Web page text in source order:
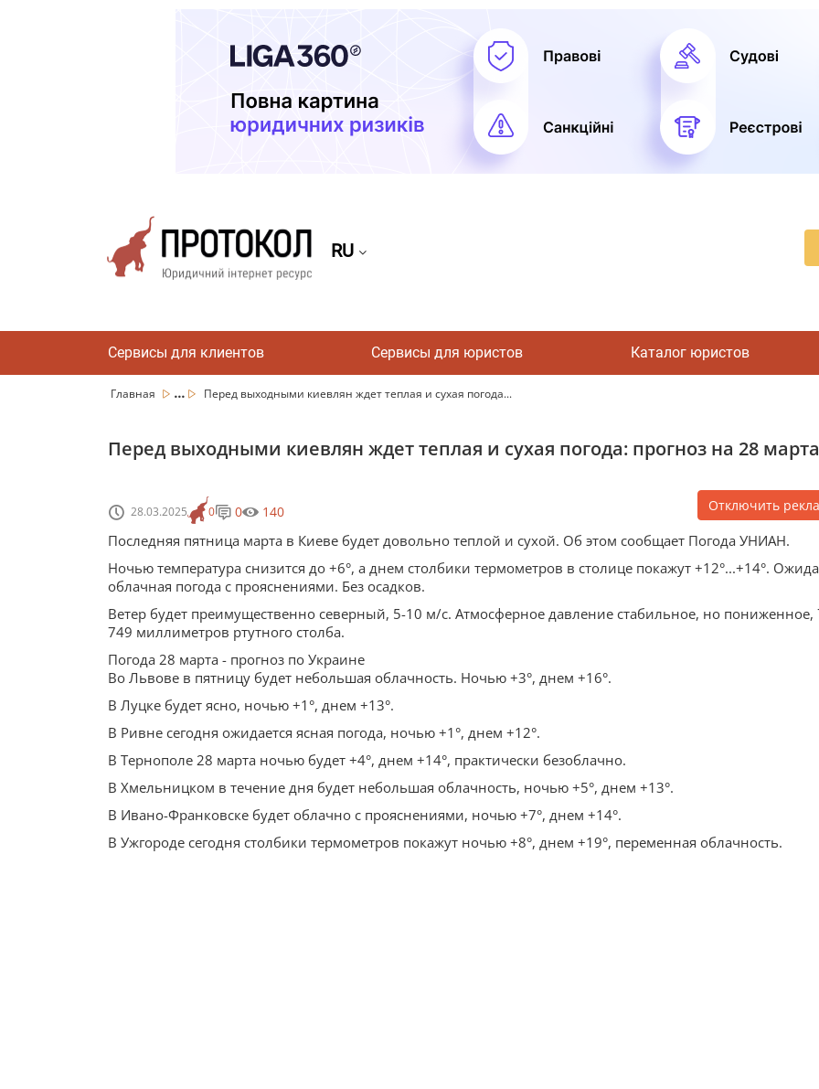
RU
Сервисы для клиентов Сервисы для юристов Каталог юристов
Главная ... Перед выходными киевлян ждет теплая и сухая погода...
Перед выходными киевлян ждет теплая и сухая погода: прогноз на 28 марта
28.03.2025 0 0 140 Отключить
Последняя пятница марта в Киеве будет довольно теплой и сухой. Об этом сообщает Погода УНИАН.
Ночью температура снизится до +6°, а днем столбики термометров в столице покажут +12°...+14°.
облачная погода с прояснениями. Без осадков.
Ветер будет преимущественно северный, 5-10 м/с. Атмосферное давление стабильное, но пониженное,
749 миллиметров ртутного столба.
Погода 28 марта - прогноз по Украине
Во Львове в пятницу будет небольшая облачность. Ночью +3°, днем +16°.
В Луцке будет ясно, ночью +1°, днем +13°.
В Ривне сегодня ожидается ясная погода, ночью +1°, днем +12°.
В Тернополе 28 марта ночью будет +4°, днем +14°, практически безоблачно.
В Хмельницком в течение дня будет небольшая облачность, ночью +5°, днем +13°.
В Ивано-Франковске будет облачно с прояснениями, ночью +7°, днем +14°.
В Ужгороде сегодня столбики термометров покажут ночью +8°, днем +19°, переменная облачность.